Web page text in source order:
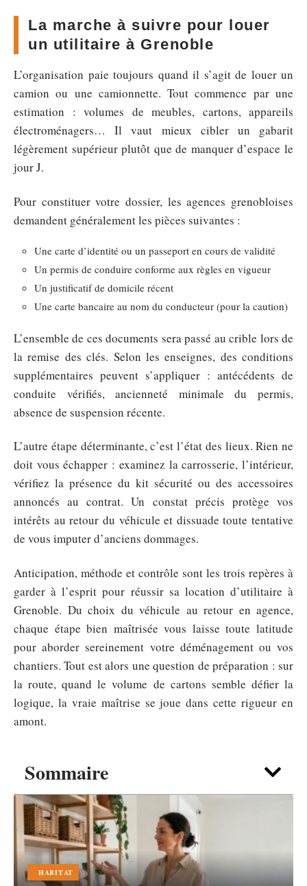
Sommaire
HABITAT
La marche à suivre pour louer
un utilitaire à Grenoble
L’organisation paie toujours quand il s’agit de louer un
camion ou une camionnette. Tout commence par une
estimation : volumes de meubles, cartons, appareils
électroménagers… Il vaut mieux cibler un gabarit
légèrement supérieur plutôt que de manquer d’espace le
jour J.
Pour constituer votre dossier, les agences grenobloises
demandent généralement les pièces suivantes :
Une carte d’identité ou un passeport en cours de validité
Un permis de conduire conforme aux règles en vigueur
Un justificatif de domicile récent
Une carte bancaire au nom du conducteur (pour la caution)
L’ensemble de ces documents sera passé au crible lors de
la remise des clés. Selon les enseignes, des conditions
supplémentaires peuvent s’appliquer : antécédents de
conduite vérifiés, ancienneté minimale du permis,
absence de suspension récente.
L’autre étape déterminante, c’est l’état des lieux. Rien ne
doit vous échapper : examinez la carrosserie, l’intérieur,
vérifiez la présence du kit sécurité ou des accessoires
annoncés au contrat. Un constat précis protège vos
intérêts au retour du véhicule et dissuade toute tentative
de vous imputer d’anciens dommages.
Anticipation, méthode et contrôle sont les trois repères à
garder à l’esprit pour réussir sa location d’utilitaire à
Grenoble. Du choix du véhicule au retour en agence,
chaque étape bien maîtrisée vous laisse toute latitude
pour aborder sereinement votre déménagement ou vos
chantiers. Tout est alors une question de préparation : sur
la route, quand le volume de cartons semble défier la
logique, la vraie maîtrise se joue dans cette rigueur en
amont.